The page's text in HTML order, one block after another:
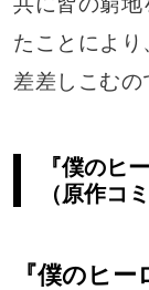
たことによ
差差しこむの
『僕のヒ
（原作コ
『僕のヒ